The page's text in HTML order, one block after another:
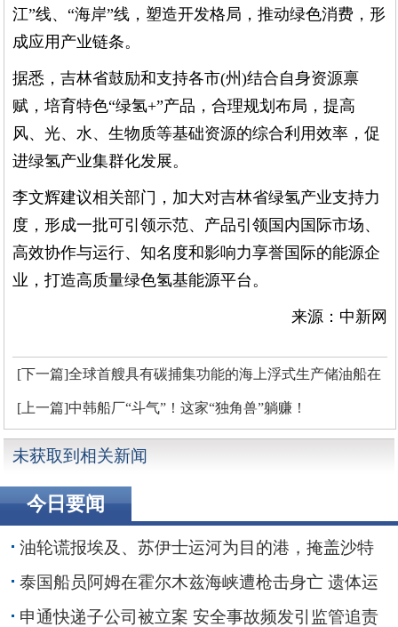
江”线、“海岸”线，塑造开发格局，推动绿色消费，形
成应用产业链条。
据悉，吉林省鼓励和支持各市(州)结合自身资源禀
赋，培育特色“绿氢+”产品，合理规划布局，提高
风、光、水、生物质等基础资源的综合利用效率，促
进绿氢产业集群化发展。
李文辉建议相关部门，加大对吉林省绿氢产业支持力
度，形成一批可引领示范、产品引领国内国际市场、
高效协作与运行、知名度和影响力享誉国际的能源企
业，打造高质量绿色氢基能源平台。
来源：中新网
[下一篇]全球首艘具有碳捕集功能的海上浮式生产储油船在
沪顺利交付
[上一篇]中韩船厂“斗气”！这家“独角兽”躺赚！
未获取到相关新闻
今日要闻
油轮谎报埃及、苏伊士运河为目的港，掩盖沙特
红海装货行动
泰国船员阿姆在霍尔木兹海峡遭枪击身亡 遗体运
抵家乡
申通快递子公司被立案 安全事故频发引监管追责